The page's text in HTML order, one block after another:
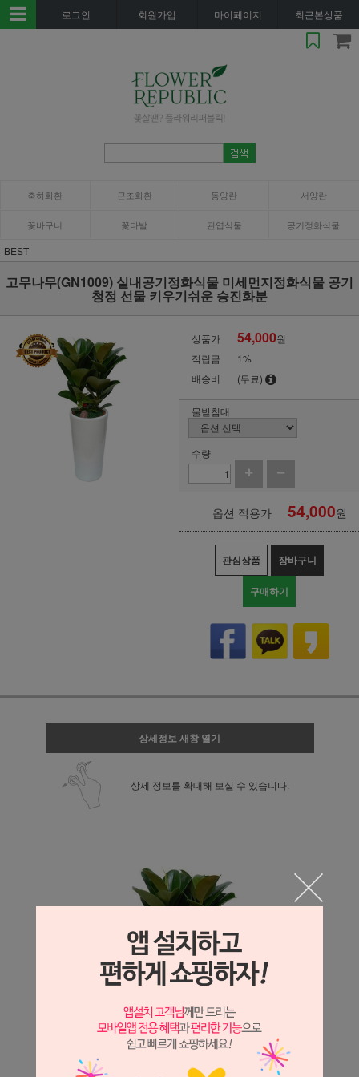
로그인 회원가입 마이페이지 최근본상품
축하화환 근조화환 동양란 서양란
꽃바구니 꽃다발 관엽식물 공기정화식물
BEST
고무나무(GN1009) 실내공기정화식물 미세먼지정화식물 공기
청정 선물 키우기쉬운 승진화분
상품가 54,000원
적립금
1%
배송비
(무료)
물받침대
수량
옵션 적용가 54,000원
관심상품 장바구니
구매하기
상세정보 새창 열기
상세 정보를 확대해 보실 수 있습니다.